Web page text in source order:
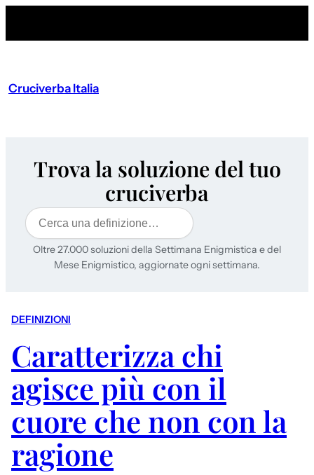
Cruciverba Italia
Trova la soluzione del tuo
cruciverba
Cerca
Oltre 27.000 soluzioni della Settimana Enigmistica e del
Mese Enigmistico, aggiornate ogni settimana.
DEFINIZIONI
Caratterizza chi
agisce più con il
cuore che non con la
ragione